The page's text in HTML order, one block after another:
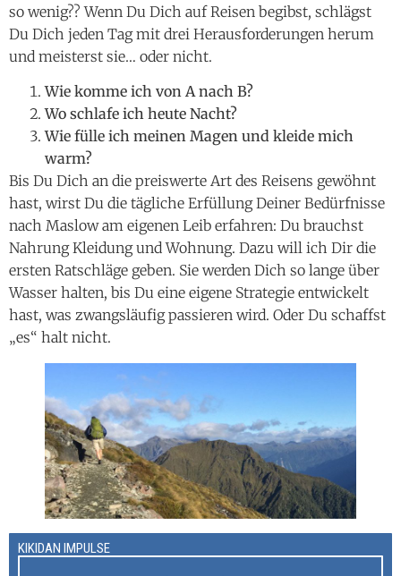
so wenig?? Wenn Du Dich auf Reisen begibst, schlägst
Du Dich jeden Tag mit drei Herausforderungen herum
und meisterst sie… oder nicht.
Wie komme ich von A nach B?
Wo schlafe ich heute Nacht?
Wie fülle ich meinen Magen und kleide mich
warm?
Bis Du Dich an die preiswerte Art des Reisens gewöhnt
hast, wirst Du die tägliche Erfüllung Deiner Bedürfnisse
nach Maslow am eigenen Leib erfahren: Du brauchst
Nahrung Kleidung und Wohnung. Dazu will ich Dir die
ersten Ratschläge geben. Sie werden Dich so lange über
Wasser halten, bis Du eine eigene Strategie entwickelt
hast, was zwangsläufig passieren wird. Oder Du schaffst
„es“ halt nicht.
KIKIDAN IMPULSE